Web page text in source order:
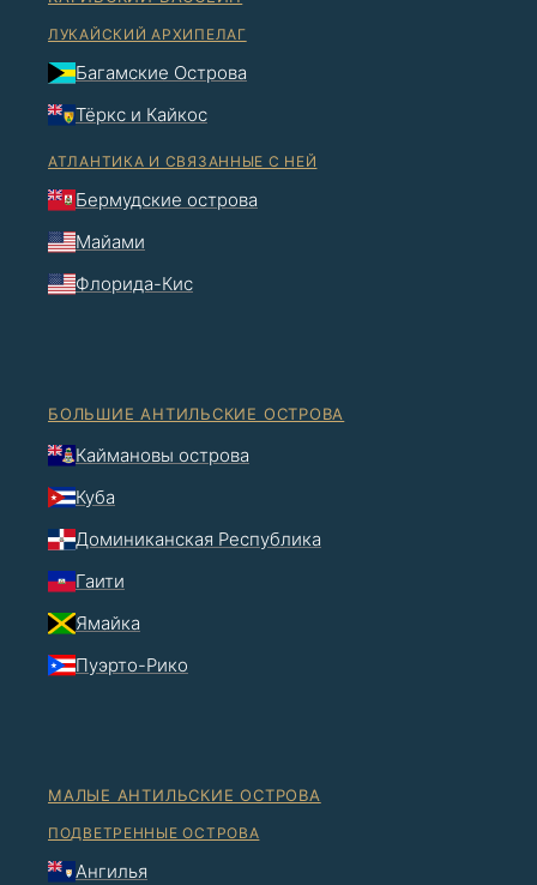
ЛУКАЙСКИЙ АРХИПЕЛАГ
Багамские Острова
Тёркс и Кайкос
АТЛАНТИКА И СВЯЗАННЫЕ С НЕЙ
Бермудские острова
Майами
Флорида-Кис
БОЛЬШИЕ АНТИЛЬСКИЕ ОСТРОВА
Каймановы острова
Куба
Доминиканская Республика
Гаити
Ямайка
Пуэрто-Рико
МАЛЫЕ АНТИЛЬСКИЕ ОСТРОВА
ПОДВЕТРЕННЫЕ ОСТРОВА
Ангилья